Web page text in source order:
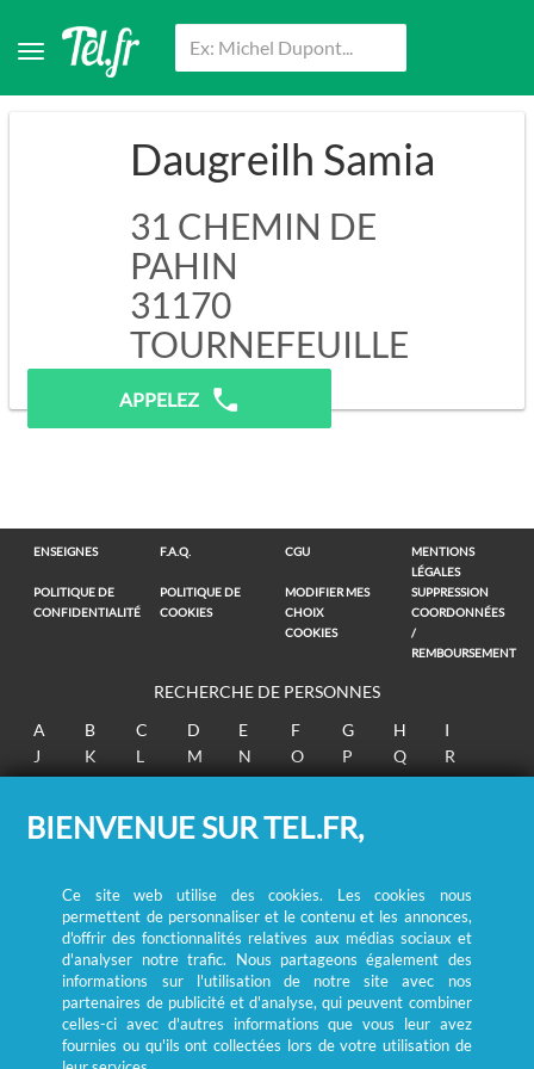
Daugreilh Samia
31 CHEMIN DE
PAHIN
31170
TOURNEFEUILLE
Pas de prospection.
APPELEZ
ENSEIGNES F.A.Q. CGU
MENTIONS
LÉGALES
POLITIQUE DE
CONFIDENTIALITÉ
POLITIQUE DE
COOKIES
MODIFIER MES
CHOIX
COOKIES
SUPPRESSION
COORDONNÉES
/
REMBOURSEMENT
RECHERCHE DE PERSONNES
A
B C D E F G H
I
J
K L M N O P Q
R
S
T U V W X Y Z
© Ecométrie 2026
BIENVENUE SUR TEL.FR,
Ce site web utilise des cookies. Les cookies nous
permettent de personnaliser et le contenu et les annonces,
d'offrir des fonctionnalités relatives aux médias sociaux et
d'analyser notre trafic. Nous partageons également des
informations sur l'utilisation de notre site avec nos
partenaires de publicité et d'analyse, qui peuvent combiner
celles-ci avec d'autres informations que vous leur avez
fournies ou qu'ils ont collectées lors de votre utilisation de